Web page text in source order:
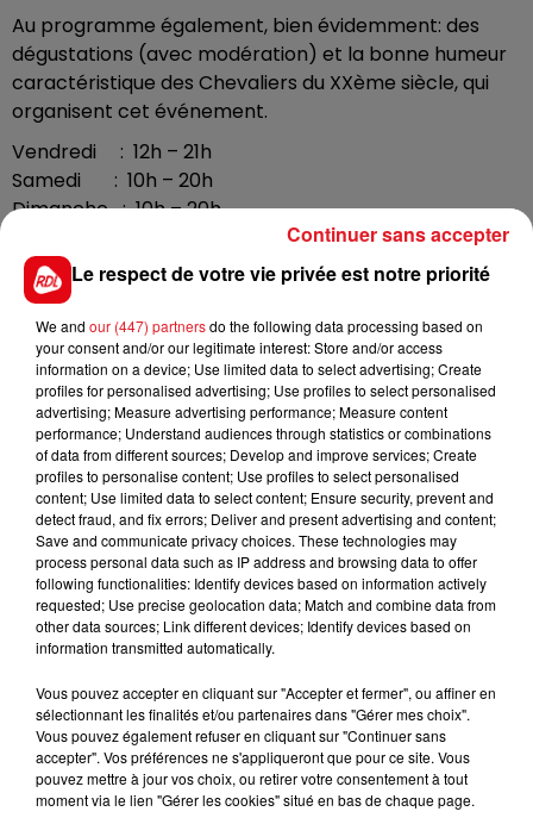
Au programme également, bien évidemment: des
dégustations (avec modération) et la bonne humeur
caractéristique des Chevaliers du XXème siècle, qui
organisent cet événement.
Vendredi : 12h – 21h
Samedi : 10h – 20h
Dimanche : 10h – 20h
Entrée : 7 € - Entrée gratuite : – de 7 ans
accompagnés ou sur invitation via le site internet.
Chaque visiteur recevra la brochure du Salon
accompagné du plan et de la liste des exposants
classée par appellation ainsi qu’un élégant verre à
dégustation aux couleurs du Salon modèle INAO
FIL D'ACTUS
Le respect de votre vie privée est notre priorité
We and our (447) partnersdo the following data processing based on
your consent and/or our legitimate interest: Store and/or access
information on a device; Use limited data to select advertising; Create
profiles for personalised advertising; Use profiles to select personalised
advertising; Measure advertising performance; Measure content
performance; Understand audiences through statistics or combinations
of data from different sources; Develop and improve services; Create
profiles to personalise content; Use profiles to select personalised
content; Use limited data to select content; Ensure security, prevent and
detect fraud, and fix errors; Deliver and present advertising and content;
Save and communicate privacy choices. These technologies may
process personal data such as IP address and browsing data to offer
following functionalities: Identify devices based on information actively
requested; Use precise geolocation data; Match and combine data from
other data sources; Link different devices; Identify devices based on
information transmitted automatically.
Vous pouvez accepter en cliquant sur "Accepter et fermer", ou affiner en
sélectionnant les finalités et/ou partenaires dans "Gérer mes choix".
Vous pouvez également refuser en cliquant sur "Continuer sans
accepter". Vos préférences ne s'appliqueront que pour ce site. Vous
pouvez mettre à jour vos choix, ou retirer votre consentement à tout
moment via le lien "Gérer les cookies" situé en bas de chaque page.
Continuer sans accepter